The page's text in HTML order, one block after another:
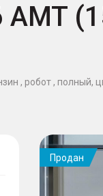
AMT
, робот , полный,
Продан